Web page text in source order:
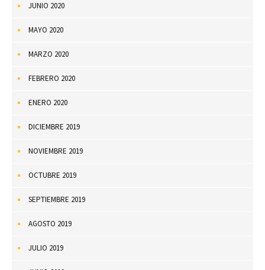
JUNIO 2020
MAYO 2020
MARZO 2020
FEBRERO 2020
ENERO 2020
DICIEMBRE 2019
NOVIEMBRE 2019
OCTUBRE 2019
SEPTIEMBRE 2019
AGOSTO 2019
JULIO 2019